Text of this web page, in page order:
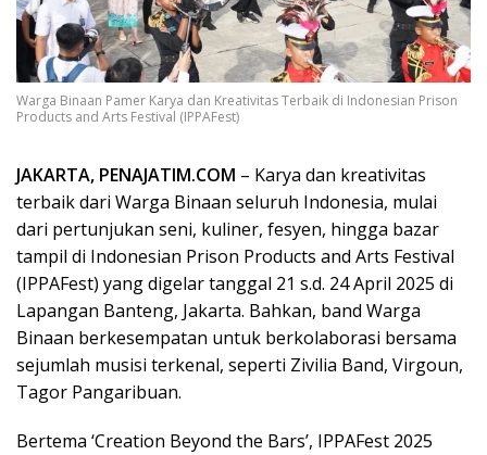
Warga Binaan Pamer Karya dan Kreativitas Terbaik di Indonesian Prison
Products and Arts Festival (IPPAFest)
JAKARTA, PENAJATIM.COM – Karya dan kreativitas
terbaik dari Warga Binaan seluruh Indonesia, mulai
dari pertunjukan seni, kuliner, fesyen, hingga bazar
tampil di Indonesian Prison Products and Arts Festival
(IPPAFest) yang digelar tanggal 21 s.d. 24 April 2025 di
Lapangan Banteng, Jakarta. Bahkan, band Warga
Binaan berkesempatan untuk berkolaborasi bersama
sejumlah musisi terkenal, seperti Zivilia Band, Virgoun,
Tagor Pangaribuan.
Bertema ‘Creation Beyond the Bars’, IPPAFest 2025